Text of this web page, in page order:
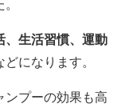
、生活習慣、運動
どになります。
ンプーの効果も高